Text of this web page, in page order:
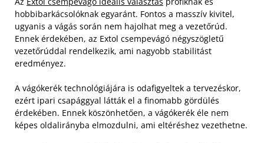
hobbibarkácsolóknak egyaránt. Fontos a masszív kivitel,
ugyanis a vágás során nem hajolhat meg a vezetőrúd.
Ennek érdekében, az Extol csempevágó négyszögletű
vezetőrúddal rendelkezik, ami nagyobb stabilitást
eredményez.
A vágókerék technológiájára is odafigyeltek a tervezéskor,
ezért ipari csapággyal látták el a finomabb gördülés
érdekében. Ennek köszönhetően, a vágókerék éle nem
képes oldalirányba elmozdulni, ami eltéréshez vezethetne.